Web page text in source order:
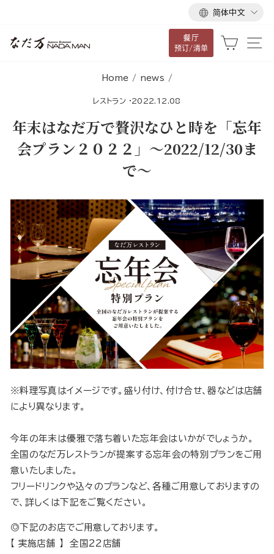
语
言
简体中文
餐厅
预订/清单
大车
Home / news /
レストラン ·2022.12.08
年末はなだ万で贅沢なひと時を「忘年
会プラン２０２２」～2022/12/30ま
で～
※料理写真はイメージです。盛り付け、付け合せ、器などは店舗
により異なります。
今年の年末は優雅で落ち着いた忘年会はいかがでしょうか。
全国のなだ万レストランが提案する忘年会の特別プランをご用
意いたしました。
フリードリンクや込々のプランなど、各種ご用意しておりますの
で、詳しくは下記をご覧ください。
◎下記のお店でご用意しております。
【 実施店舗 】 全国22店舗